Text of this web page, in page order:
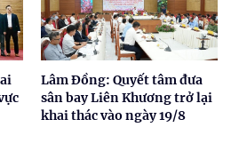
Lâm Đồng: Quyết tâm đưa
sân bay Liên Khương trở lại
khai thác vào ngày 19/8